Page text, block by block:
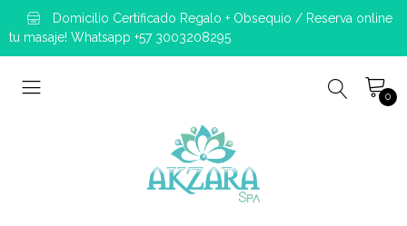
Domicilio Certificado Regalo + Obsequio / Reserva online
tu masaje! Whatsapp +57 3003208295
0